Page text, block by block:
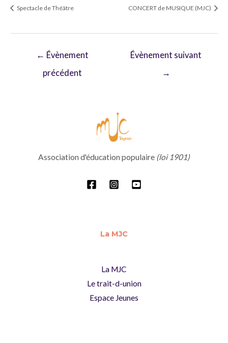
Spectacle de Théâtre CONCERT de MUSIQUE (MJC)
Navigation
← Évènement
précédent
Évènement suivant
→
Association d'éducation populaire (loi 1901)
La MJC
La MJC
Le trait-d-union
Espace Jeunes